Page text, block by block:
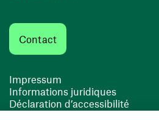
Contact
Impressum
Informations juridiques
Déclaration d’accessibilité